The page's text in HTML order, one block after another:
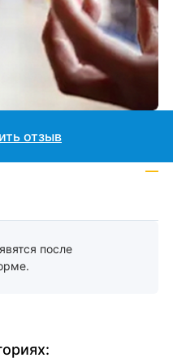
после
отзыв
—